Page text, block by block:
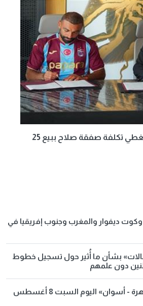
رئيس طرابزون: سنُغطي تكلفة صفقة صلاح ببيع 25
وكوت ديفوار والمغرب وجنوب إفريقيا في
بشأن ما أُثير حول تسجيل خطوط
دون علمهم
مواعيد قطارات «القاهرة - أسوان» اليوم السبت 8 أغسطس